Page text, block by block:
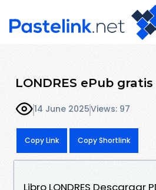
LONDRES ePub gratis
14 June 2025Views: 97
Copy Link Copy Shortlink
Libro LONDRES Descargar